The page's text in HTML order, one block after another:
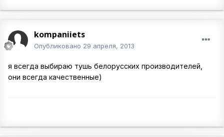
kompaniiets
Опубликовано 29 апреля, 2013
я всегда выбираю тушь белорусских производителей,
они всегда качественные)